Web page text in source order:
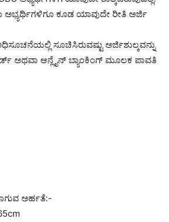
ಅಭ್ಯರ್ಥಿಗಳಿಗೂ ಕೂಡ ಯಾವುದೇ ರೀತಿ ಅರ್ಜಿ
ಸೂಚಿಸಿರುವಷ್ಟು ಅರ್ಜಿಶುಲ್ಕವನ್ನು
ಅಥವಾ ಆನ್ಲೈನ್ ಬ್ಯಾಂಕಿಂಗ್ ಮೂಲಕ ಪಾವತಿ
ಅರ್ಹತೆ:-